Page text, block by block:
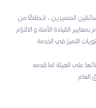
المتميزين ، انطلاقًا من
القيادة الآمنة و الالتزام
على الهيئة لما قدمه